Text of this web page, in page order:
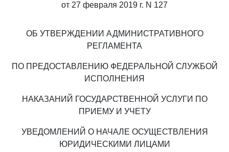
от 27 февраля 2019 г. N 127
ОБ УТВЕРЖДЕНИИ АДМИНИСТРАТИВНОГО
РЕГЛАМЕНТА
ПО ПРЕДОСТАВЛЕНИЮ ФЕДЕРАЛЬНОЙ СЛУЖБОЙ
ИСПОЛНЕНИЯ
НАКАЗАНИЙ ГОСУДАРСТВЕННОЙ УСЛУГИ ПО
ПРИЕМУ И УЧЕТУ
УВЕДОМЛЕНИЙ О НАЧАЛЕ ОСУЩЕСТВЛЕНИЯ
ЮРИДИЧЕСКИМИ ЛИЦАМИ